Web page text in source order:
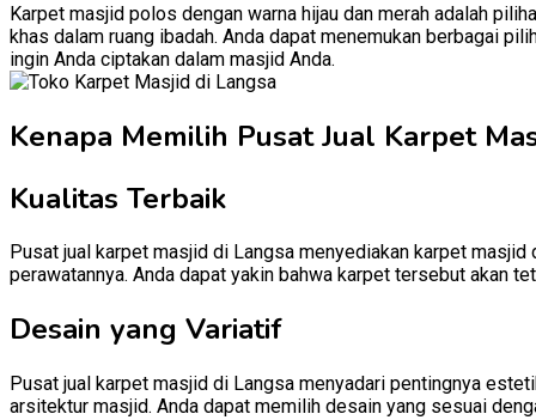
Karpet masjid polos dengan warna hijau dan merah adalah
khas dalam ruang ibadah. Anda dapat menemukan berbagai
ingin Anda ciptakan dalam masjid Anda.
Kenapa Memilih Pusat Jual Karpet
Kualitas Terbaik
Pusat jual karpet masjid di Langsa menyediakan karpet
perawatannya. Anda dapat yakin bahwa karpet tersebut akan
Desain yang Variatif
Pusat jual karpet masjid di Langsa menyadari pentingnya
arsitektur masjid. Anda dapat memilih desain yang sesuai